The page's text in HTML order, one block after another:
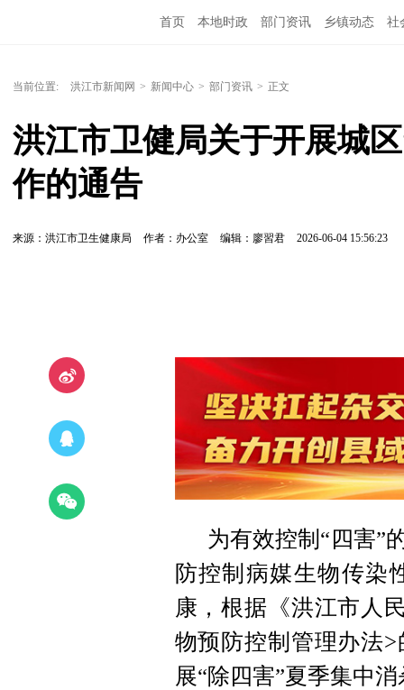
首页 本地时政 部门资讯 乡镇动态 社
当前位置: 洪江市新闻网 > 新闻中心 > 部门资讯 > 正文
洪江市卫健局关于开展城
作的通告
来源：洪江市卫生健康局 作者：办公室 编辑：廖習君 2026-06-04 15:56:23
为有效控制“四害”
防控制病媒生物传染
康，根据《洪江市人
物预防控制管理办法
展“除四害”夏季集中